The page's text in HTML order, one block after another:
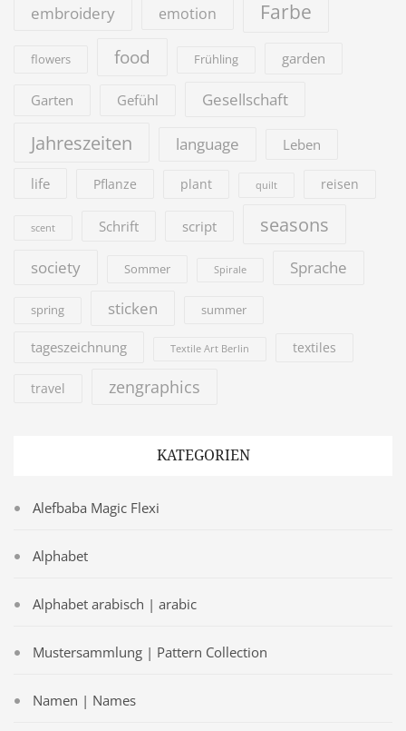
embroidery emotion Farbe
flowers food Frühling garden
Garten Gefühl Gesellschaft
Jahreszeiten language Leben
life Pflanze plant quilt reisen
scent Schrift script seasons
society Sommer Spirale Sprache
spring sticken summer
tageszeichnung Textile Art Berlin textiles
travel zengraphics
KATEGORIEN
Alefbaba Magic Flexi
Alphabet
Alphabet arabisch | arabic
Mustersammlung | Pattern Collection
Namen | Names